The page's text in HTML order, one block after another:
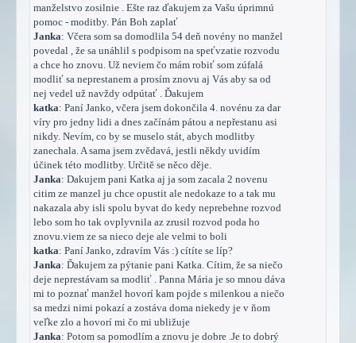
manželstvo zosilnie . Ešte raz ďakujem za Vašu úprimnú
pomoc - moditby. Pán Boh zaplať
Janka: Včera som sa domodlila 54 deň novény no manžel
povedal , že sa unáhlil s podpisom na speťvzatie rozvodu
a chce ho znovu. Už neviem čo mám robiť som zúfalá
modliť sa neprestanem a prosím znovu aj Vás aby sa od
nej vedel už navždy odpútať . Ďakujem
katka: Paní Janko, včera jsem dokončila 4. novénu za dar
víry pro jedny lidi a dnes začínám pátou a nepřestanu asi
nikdy. Nevím, co by se muselo stát, abych modlitby
zanechala. A sama jsem zvědavá, jestli někdy uvidím
účinek této modlitby. Určitě se něco děje.
Janka: Dakujem pani Katka aj ja som zacala 2 novenu
citim ze manzel ju chce opustit ale nedokaze to a tak mu
nakazala aby isli spolu byvat do kedy neprebehne rozvod
lebo som ho tak ovplyvnila az zrusil rozvod poda ho
znovu.viem ze sa nieco deje ale velmi to boli
katka: Paní Janko, zdravím Vás :) cítíte se líp?
Janka: Ďakujem za pýtanie pani Katka. Cítim, že sa niečo
deje neprestávam sa modliť . Panna Mária je so mnou dáva
mi to poznať manžel hovorí kam pojde s milenkou a niečo
sa medzi nimi pokazí a zostáva doma niekedy je v ňom
veľke zlo a hovorí mi čo mi ubližuje
Janka: Potom sa pomodlím a znovu je dobre .Je to dobrý